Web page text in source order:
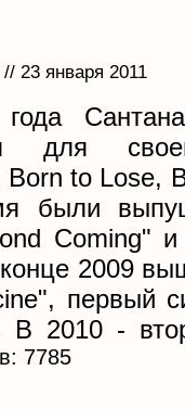
23 января 2011
для
to Lose,
были
Coming"
2009
первый
В 2010 -
7785